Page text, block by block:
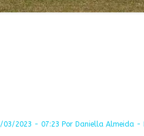
03/2023 - 07:23 Por Daniella Almeida